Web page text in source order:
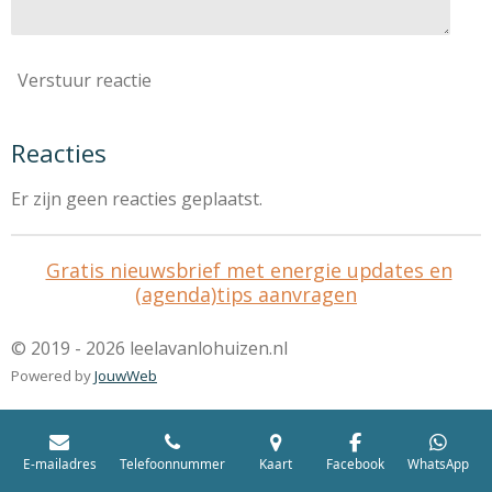
Verstuur reactie
Reacties
Er zijn geen reacties geplaatst.
Gratis nieuwsbrief met energie updates en
(agenda)tips aanvragen
© 2019 - 2026 leelavanlohuizen.nl
Powered byJouwWeb
E-mailadres Telefoonnummer Kaart Facebook WhatsApp